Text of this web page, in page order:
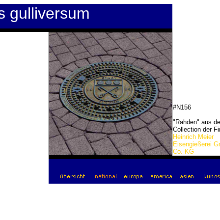
gulliversum
#N156
"Rahden" aus
Collection der
Heinrich Meier
Eisengießerei
Co. KG